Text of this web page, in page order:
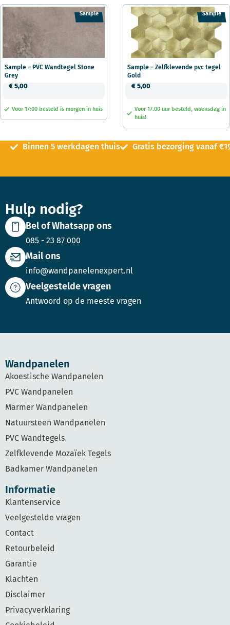
Sample
Sample – PVC Wandtegel Stone
Grey
€ 5,00
Voor 17:00 besteld is morgen in huis
Sample
Sample – Zelfklevende pvc tegel
Gold
€ 5,00
Voor 17.00 uur besteld, woensdag in
huis!
Binnen 5 werkdagen thuis Gratis bezorging vanaf
Hulp nodig?
Bel of Whatsapp ons
085 - 23 87 000
Mail ons
info@wandpanelenexpert.nl
Veelgestelde vragen
Antwoord op de meeste vragen
Wandpanelen
Akoestische Wandpanelen
PVC Wandpanelen
Marmer Wandpanelen
Natuursteen Wandpanelen
PVC Wandtegels
Zelfklevende Mozaïek Tegels
Badkamer Wandpanelen
Informatie
Klantenservice
Veelgestelde vragen
Contact
Retourbeleid
Garantie
Klachten
Disclaimer
Privacyverklaring